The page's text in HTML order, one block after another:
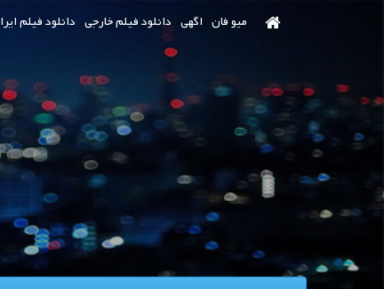
میو فان اگهی دانلود فیلم خارجی دانلود فیلم